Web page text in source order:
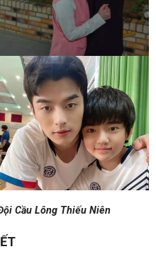
Cầu Lông Thiếu Niên